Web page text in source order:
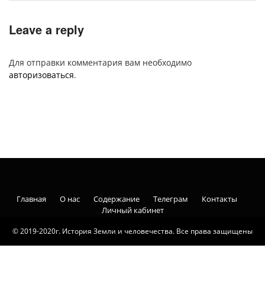
Leave a reply
Для отправки комментария вам необходимо
авторизоваться.
© 2019-2020г. История Земли и человечества. Все права защищены
Главная О нас Содержание Телеграм
Контакты
Личный кабинет